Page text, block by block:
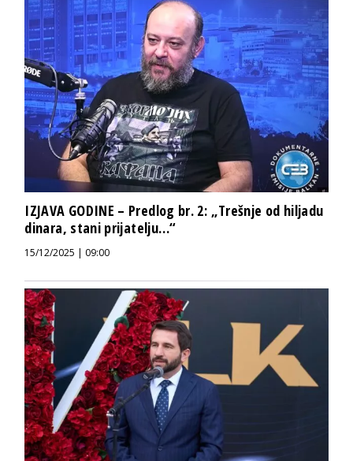
IZJAVA GODINE – Predlog br. 2: „Trešnje od hiljadu
dinara, stani prijatelju…“
15/12/2025 | 09:00